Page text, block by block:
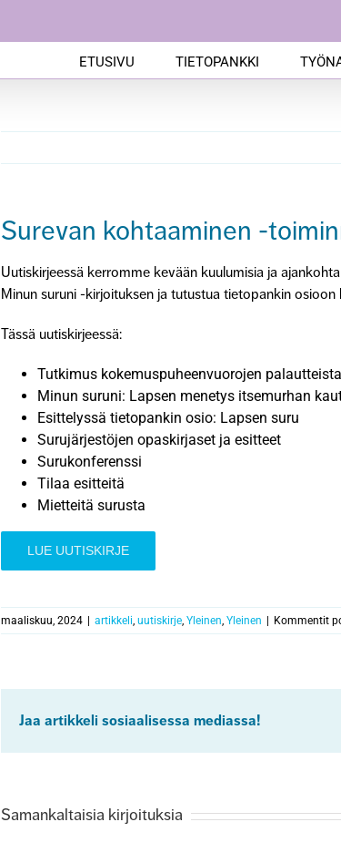
ETUSIVU TIETOPANKKI
Surevan kohtaaminen -
Uutiskirjeessä kerromme kevään kuulumisia ja
Minun suruni -kirjoituksen ja tutustua tietopankin osioon
Tässä uutiskirjeessä:
Tutkimus kokemuspuheenvuorojen palautteista
Minun suruni: Lapsen menetys itsemurhan
Esittelyssä tietopankin osio: Lapsen suru
Surujärjestöjen opaskirjaset ja esitteet
Surukonferenssi
Tilaa esitteitä
Mietteitä surusta
LUE UUTISKIRJE
maaliskuu, 2024 artikkeli, uutiskirje, Yleinen, Yleinen Kommentit
Jaa artikkeli sosiaalisessa mediassa!
Samankaltaisia kirjoituksia